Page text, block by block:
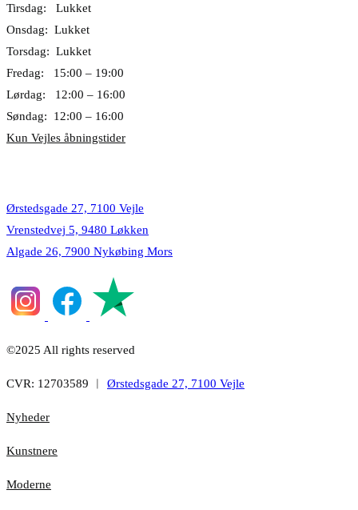
Tirsdag: Lukket
Onsdag: Lukket
Torsdag: Lukket
Fredag: 15:00 – 19:00
Lørdag: 12:00 – 16:00
Søndag: 12:00 – 16:00
Kun Vejles åbningstider
Ørstedsgade 27, 7100 Vejle
Vrenstedvej 5, 9480 Løkken
Algade 26, 7900 Nykøbing Mors
©2025 All rights reserved
CVR: 12703589 ︱ Ørstedsgade 27, 7100 Vejle
Nyheder
Kunstnere
Moderne